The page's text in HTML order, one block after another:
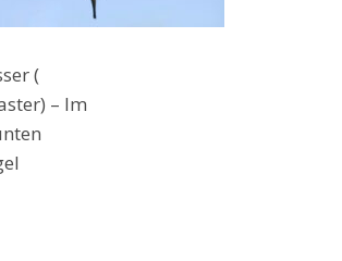
(
– Im